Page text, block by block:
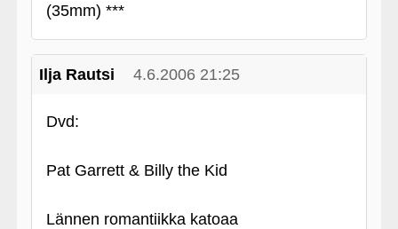
(35mm) ***
Ilja Rautsi 4.6.2006 21:25
Dvd:
Pat Garrett & Billy the Kid
Lännen romantiikka katoaa